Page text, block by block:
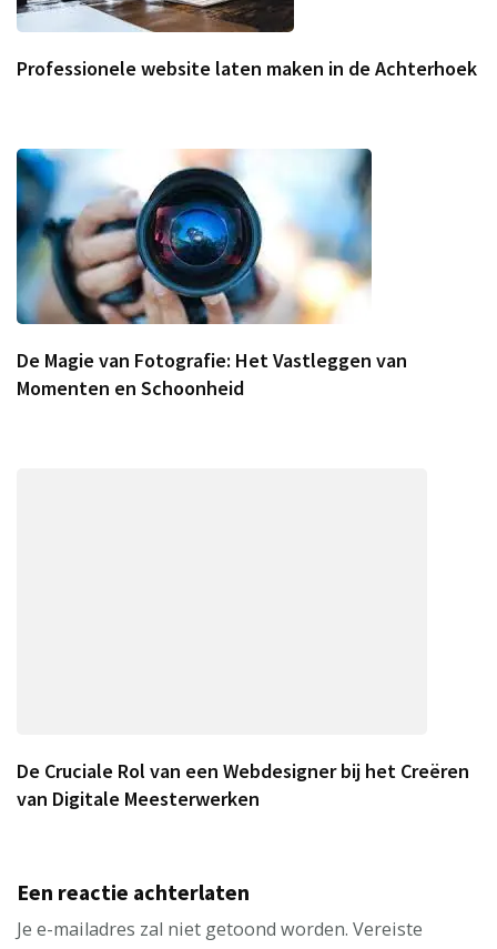
Professionele website laten maken in de Achterhoek
De Magie van Fotografie: Het Vastleggen van
Momenten en Schoonheid
De Cruciale Rol van een Webdesigner bij het Creëren
van Digitale Meesterwerken
Een reactie achterlaten
Je e-mailadres zal niet getoond worden. Vereiste